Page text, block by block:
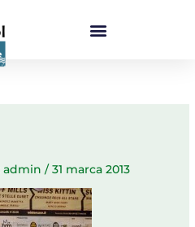
admin/31 marca 2013